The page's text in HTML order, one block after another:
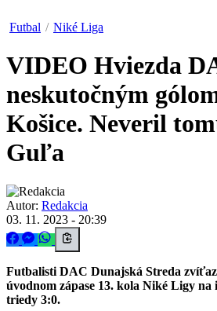
Futbal / Niké Liga
VIDEO Hviezda
neskutočným
Košice. Neveril
Guľa
Autor: Redakcia
03. 11. 2023 - 20:39
Futbalisti DAC Dunajská Streda
úvodnom zápase 13. kola Niké Ligy
triedy 3:0.